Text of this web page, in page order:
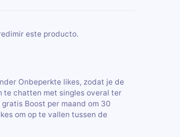
este producto.
Onbeperkte likes, zodat je de
te chatten met singles overal ter
Boost per maand om 30
om op te vallen tussen de